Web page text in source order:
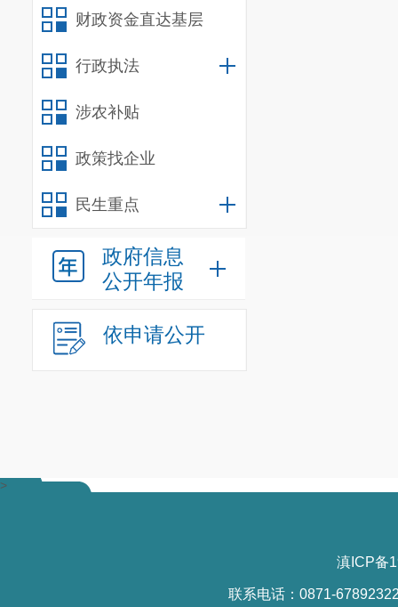
财政资金直达基层
行政执法
涉农补贴
政策找企业
民生重点
政府信息
公开年报
依申请公开
的，经责令
下决定：
>
滇ICP备
联系电话：0871-